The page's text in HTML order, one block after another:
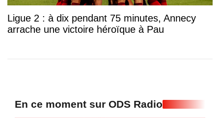
Ligue 2 : à dix pendant 75 minutes, Annecy
arrache une victoire héroïque à Pau
En ce moment sur ODS Radio